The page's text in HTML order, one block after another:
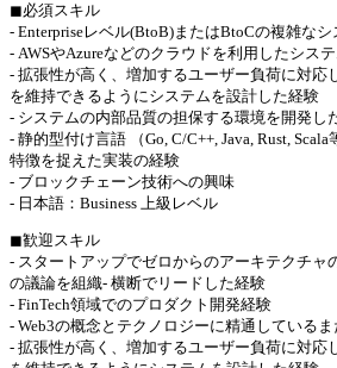
◼︎必須スキル
- Enterpriseレベル(BtoB)またはBtoCの複雑な
- AWSやAzureなどのクラウドを利用したシス
- 拡張性が高く、増加するユーザー負荷に対応
を維持できるようにシステムを設計した経験
- システムの内部品質の担保する環境を開発し
- 静的型付け言語 （Go, C/C++, Java, Rust,
特徴を捉えた実装の経験
- ブロックチェーン技術への興味
- 日本語：Business 上級レベル
◼︎歓迎スキル
- スタートアップでゼロからのアーキテクチャ
の議論を組織- 横断でリードした経験
- FinTech領域でのプロダクト開発経験
- Web3の概念とテクノロジーに精通している
- 拡張性が高く、増加するユーザー負荷に対応